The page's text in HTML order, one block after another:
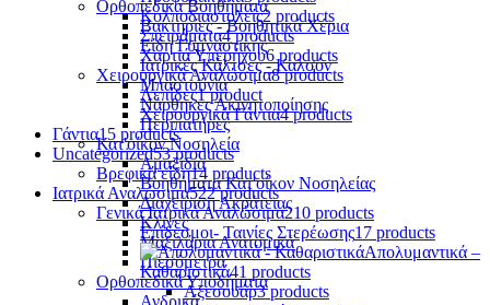
Ορθοπεδικά Βοηθήματα
Βακτηρίες - Βοηθητικά Χέρια
Είδη Γυμναστικής
Ιατρικές Κάλτσες - Καλσόν
Μπαστούνια
Νάρθηκες Ακινητοποίησης
Περιπατήρες
Κατ'οίκον Νοσηλεία
Αμαξίδια
Βοηθήματα Κατ'οίκον Νοσηλείας
Διαχείριση Ακράτειας
Κλίνες
Μαξιλάρια Ανατομικά
Πιεσόμετρα
Ορθοπεδικά Υποδήματα
Ανδρικά
Κολποδιαστολείς2 products
Σπειράματα4 products
Χαρτιά Υπερήχου6 products
Χειρουργικά Αναλώσιμα8 products
Λεπίδες1 product
Χειρουργικά Γάντια4 products
Γάντια15 products
Uncategorized53 products
Βρεφικά είδη14 products
Ιατρικά Αναλώσιμα522 products
Γενικά Ιατρικά Αναλώσιμα210 products
Επίδεσμοι- Ταινίες Στερέωσης17 products
Απολυμαντικά –
Καθαριστικά41 products
Αξεσουάρ3 products